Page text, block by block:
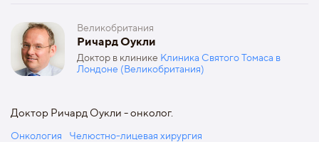
Великобритания
Ричард Оукли
Доктор в клинике Клиника Святого Томаса в
Лондоне (Великобритания)
Доктор Ричард Оукли - онколог.
Онкология Челюстно-лицевая хирургия